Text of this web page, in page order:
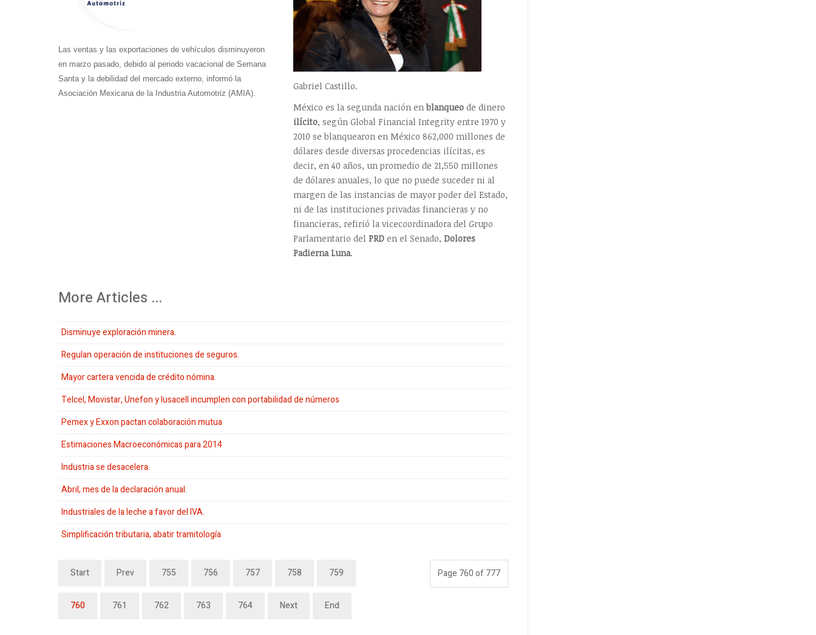
Las ventas y las exportaciones de vehículos disminuyeron
en marzo pasado, debido al periodo vacacional de Semana
Santa y la debilidad del mercado externo, informó la
Asociación Mexicana de la Industria Automotriz (AMIA).
Gabriel Castillo.
México es la segunda nación enblanqueode dinero
ilícito, según Global Financial Integrity entre 1970 y
2010 se blanquearon en México 862,000 millones de
dólares desde diversas procedencias ilícitas, es
decir, en 40 años, un promedio de 21,550 millones
de dólares anuales, lo que no puede suceder ni al
margen de las instancias de mayor poder del Estado,
ni de las instituciones privadas financieras y no
financieras, refirió la vicecoordinadora del Grupo
Parlamentario del PRDen el Senado, Dolores
Padierna Luna.
More Articles ...
Disminuye exploración minera.
Regulan operación de instituciones de seguros.
Mayor cartera vencida de crédito nómina.
Telcel, Movistar, Unefon y Iusacell incumplen con portabilidad de números
Pemex y Exxon pactan colaboración mutua
Estimaciones Macroeconómicas para 2014
Industria se desacelera.
Abril, mes de la declaración anual.
Industriales de la leche a favor del IVA.
Simplificación tributaria, abatir tramitología
Page 760 of 777
Start Prev 755 756 757 758 759
760 761 762 763 764 Next End